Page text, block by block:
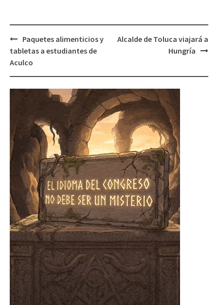
Post
navigation
Paquetes alimenticios y
tabletas a estudiantes de
Aculco
Alcalde de Toluca viajará a
Hungría